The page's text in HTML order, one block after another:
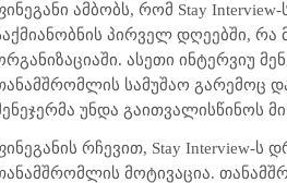
ამბობს, რომ Stay Interview-
პირველ დღეებში,
ასეთი ინტერვიუ
სამუშაო გარემოც
უნდა გაითვალისწინოს
რჩევით, Stay Interview-ს
მოტივაცია.